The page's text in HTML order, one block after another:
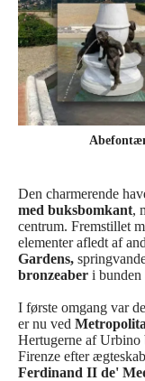
Den charmerende
med buksbomkant,
centrum. Fremstillet
elementer afledt af
Gardens,
bronzeaber i bunden
I første omgang var
er nu ved
Hertugerne af Urbino
Firenze efter
Ferdinand II de'